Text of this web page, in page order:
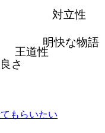
対立性
明快な物語
王道性
さ
もらいたい